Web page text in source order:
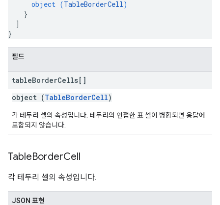
object (TableBorderCell)
}
]
}
필드
tableBorderCells[]
object (TableBorderCell)
각 테두리 셀의 속성입니다. 테두리의 인접한 표 셀이 병합되면 응답에
포함되지 않습니다.
TableBorderCell
각 테두리 셀의 속성입니다.
JSON 표현